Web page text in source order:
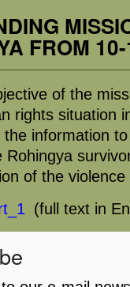
FROM
of the
rights situation
the information
Rohingya
of the
(full text in